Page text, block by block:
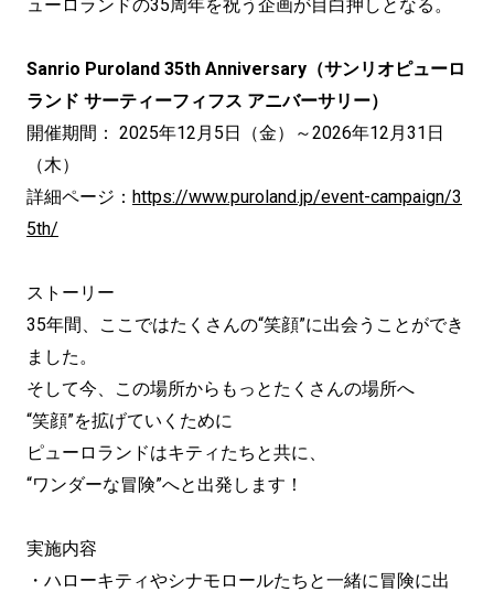
ューロランドの35周年を祝う企画が目白押しとなる。
Sanrio Puroland 35th Anniversary（サンリオピューロ
ランド サーティーフィフス アニバーサリー）
開催期間： 2025年12月5日（金）～2026年12月31日
（木）
詳細ページ： https://www.puroland.jp/event-campaign/3
5th/
ストーリー
35年間、ここではたくさんの“笑顔”に出会うことができ
ました。
そして今、この場所からもっとたくさんの場所へ
“笑顔”を拡げていくために
ピューロランドはキティたちと共に、
“ワンダーな冒険”へと出発します！
実施内容
・ハローキティやシナモロールたちと一緒に冒険に出